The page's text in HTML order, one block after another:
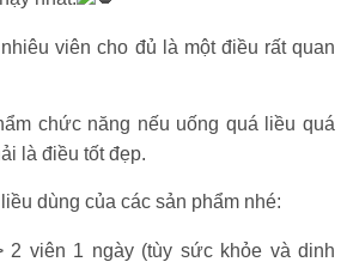
viên cho đủ là một điều rất quan
chức năng nếu uống quá liều quá
là điều tốt đẹp.
dùng của các sản phẩm nhé:
2 viên 1 ngày (tùy sức khỏe và dinh